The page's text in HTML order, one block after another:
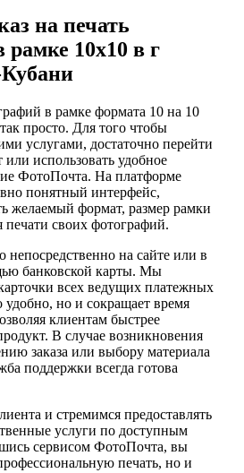
на печать
10х10 в г
в рамке формата 10 на 10
просто. Для того чтобы
услугами, достаточно перейти
использовать удобное
ФотоПочта. На платформе
понятный интерфейс,
желаемый формат, размер рамки
печати своих фотографий.
непосредственно на сайте или в
банковской карты. Мы
всех ведущих платежных
удобно, но и сокращает время
клиентам быстрее
В случае возникновения
заказа или выбору материала
поддержки всегда готова
и стремимся предоставлять
услуги по доступным
сервисом ФотоПочта, вы
печать, но и